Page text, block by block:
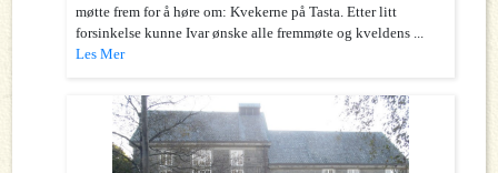
møtte frem for å høre om: Kvekerne på Tasta. Etter litt
forsinkelse kunne Ivar ønske alle fremmøte og kveldens ...
Les Mer